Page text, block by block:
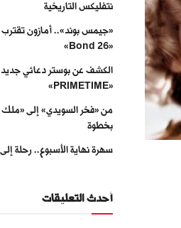
نتفليكس التاريخية
«جيمس بوند».. أمازون
«Bond 26»
الكشف عن بوستر دعائي جديد
«PRIMETIME»
من «فخر السويدي» إلى
بخطوة
سهرة نهاية الأسبوع.. رحلة
أحدث التعليقات